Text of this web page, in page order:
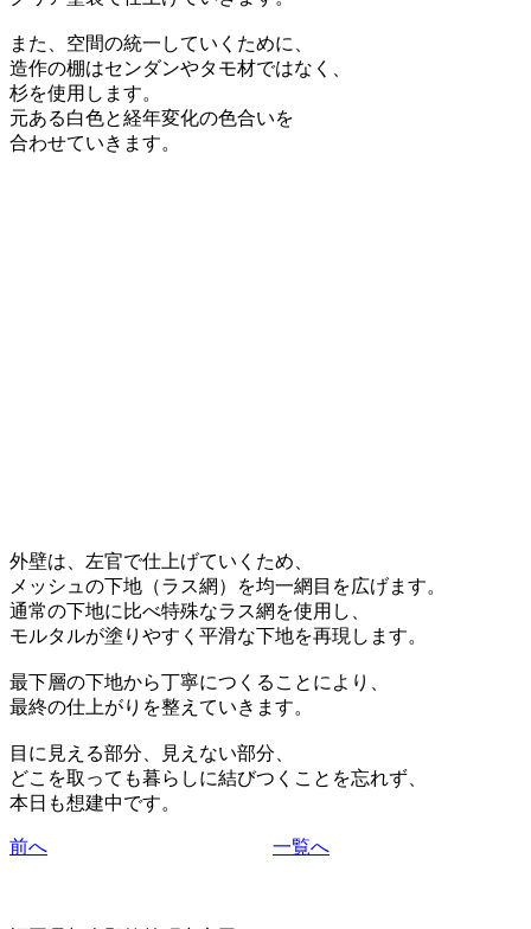
また、空間の統一していくために、
造作の棚はセンダンやタモ材ではなく、
杉を使用します。
元ある白色と経年変化の色合いを
合わせていきます。
外壁は、左官で仕上げていくため、
メッシュの下地（ラス網）を均一網目を広げます。
通常の下地に比べ特殊なラス網を使用し、
モルタルが塗りやすく平滑な下地を再現します。
最下層の下地から丁寧につくることにより、
最終の仕上がりを整えていきます。
目に見える部分、見えない部分、
どこを取っても暮らしに結びつくことを忘れず、
本日も想建中です。
前へ 一覧へ